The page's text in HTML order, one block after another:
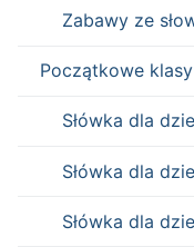
Zabawy ze
Początkowe
Słówka dla
Słówka dla
Słówka dla